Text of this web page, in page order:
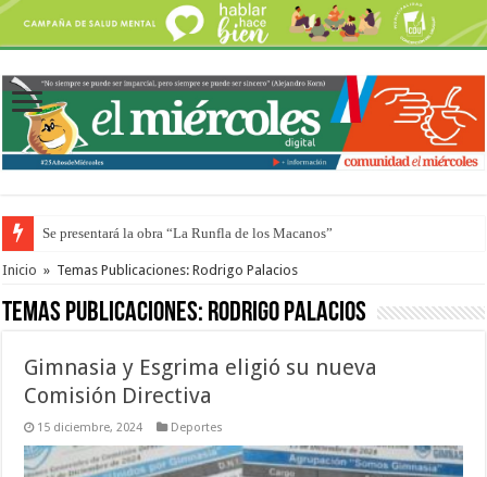
Se presentará la obra “La Runfla de los Macanos”
Inicio » Temas Publicaciones: Rodrigo Palacios
Temas Publicaciones: Rodrigo Palacios
Gimnasia y Esgrima eligió su nueva
Comisión Directiva
15 diciembre, 2024 Deportes